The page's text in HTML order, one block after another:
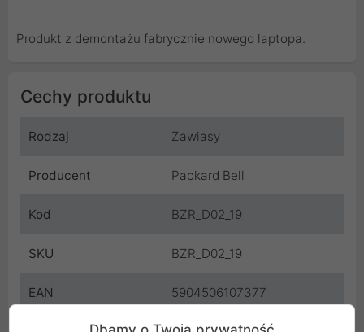
Produkt z demontażu fabrycznie nowego laptopa.
Cechy produktu
Rodzaj Zawiasy
Producent Packard Bell
Kod BZR_D02_19
SKU BZR_D02_19
EAN 5904506107377